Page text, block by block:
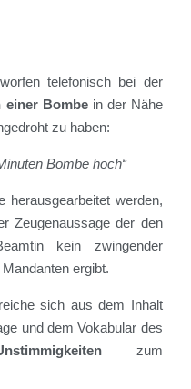
telefonisch bei der
einer Bombein der Nähe
zu haben:
Bombe hoch“
herausgearbeitet werden,
Zeugenaussage der den
kein zwingender
ergibt.
sich aus dem Inhalt
und dem Vokabular des
zum